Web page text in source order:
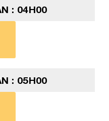
: 04H00
: 05H00